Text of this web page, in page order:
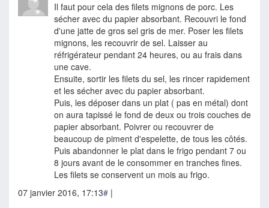
Il faut pour cela des filets mignons de porc. Les
sécher avec du papier absorbant. Recouvri le fond
d'une jatte de gros sel gris de mer. Poser les filets
mignons, les recouvrir de sel. Laisser au
réfrigérateur pendant 24 heures, ou au frais dans
une cave.
Ensuite, sortir les filets du sel, les rincer rapidement
et les sécher avec du papier absorbant.
Puis, les déposer dans un plat ( pas en métal) dont
on aura tapissé le fond de deux ou trois couches de
papier absorbant. Poivrer ou recouvrer de
beaucoup de piment d'espelette, de tous les côtés.
Puis abandonner le plat dans le frigo pendant 7 ou
8 jours avant de le consommer en tranches fines.
Les filets se conservent un mois au frigo.
07 janvier 2016, 17:13# |